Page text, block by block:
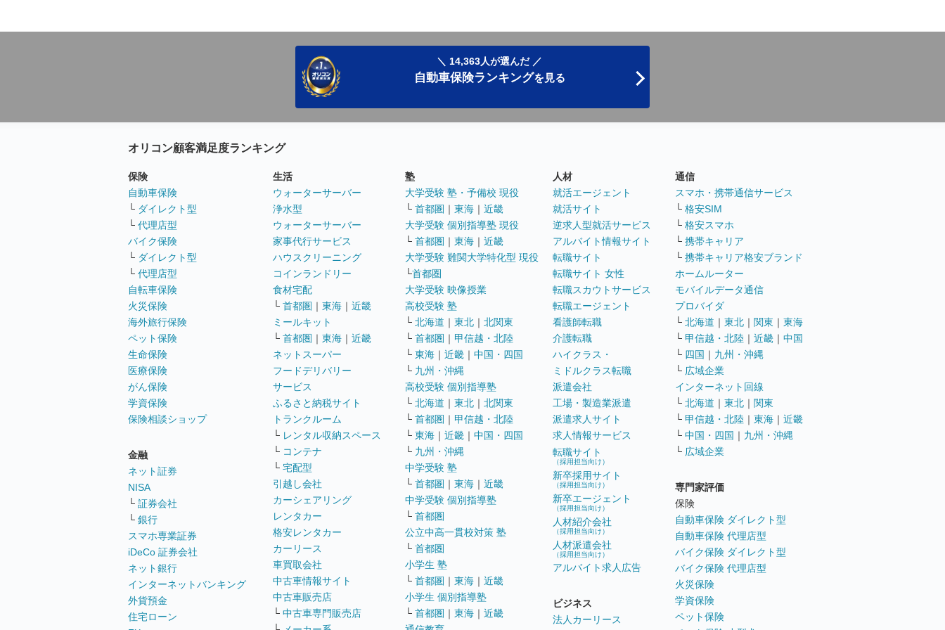
＼ 14,363人が選んだ ／
自動車保険ランキングを見る
オリコン顧客満足度ランキング
保険
自動車保険
└ ダイレクト型
└ 代理店型
バイク保険
└ ダイレクト型
└ 代理店型
自転車保険
火災保険
海外旅行保険
ペット保険
生命保険
医療保険
がん保険
学資保険
保険相談ショップ
金融
ネット証券
NISA
└ 証券会社
└ 銀行
スマホ専業証券
iDeCo 証券会社
ネット銀行
インターネットバンキング
外貨預金
住宅ローン
生活
ウォーターサーバー
浄水型
ウォーターサーバー
家事代行サービス
ハウスクリーニング
コインランドリー
食材宅配
└ 首都圏 ｜ 東海 ｜ 近畿
ミールキット
└ 首都圏 ｜ 東海 ｜ 近畿
ネットスーパー
フードデリバリー
サービス
ふるさと納税サイト
トランクルーム
└ レンタル収納スペース
└ コンテナ
└ 宅配型
引越し会社
カーシェアリング
レンタカー
格安レンタカー
カーリース
車買取会社
中古車情報サイト
中古車販売店
└ 中古車専門販売店
塾
大学受験 塾・予備校 現役
└ 首都圏 ｜ 東海 ｜ 近畿
大学受験 個別指導塾 現役
└ 首都圏 ｜ 東海 ｜ 近畿
大学受験 難関大学特化型 現役
└首都圏
大学受験 映像授業
高校受験 塾
└ 北海道 ｜ 東北 ｜ 北関東
└ 首都圏 ｜ 甲信越・北陸
└ 東海 ｜ 近畿 ｜ 中国・四国
└ 九州・沖縄
高校受験 個別指導塾
└ 北海道 ｜ 東北 ｜ 北関東
└ 首都圏 ｜ 甲信越・北陸
└ 東海 ｜ 近畿 ｜ 中国・四国
└ 九州・沖縄
中学受験 塾
└ 首都圏 ｜ 東海 ｜ 近畿
中学受験 個別指導塾
└ 首都圏
公立中高一貫校対策 塾
└ 首都圏
小学生 塾
└ 首都圏 ｜ 東海 ｜ 近畿
小学生 個別指導塾
└ 首都圏 ｜ 東海 ｜ 近畿
人材
就活エージェント
就活サイト
逆求人型就活サービス
アルバイト情報サイト
転職サイト
転職サイト 女性
転職スカウトサービス
転職エージェント
看護師転職
介護転職
ハイクラス・
ミドルクラス転職
派遣会社
工場・製造業派遣
派遣求人サイト
求人情報サービス
転職サイト
（採用担当向け）
新卒採用サイト
（採用担当向け）
新卒エージェント
（採用担当向け）
人材紹介会社
（採用担当向け）
人材派遣会社
（採用担当向け）
アルバイト求人広告
ビジネス
法人カーリース
通信
スマホ・携帯通信サービス
└ 格安SIM
└ 格安スマホ
└ 携帯キャリア
└ 携帯キャリア格安ブランド
ホームルーター
モバイルデータ通信
プロバイダ
└ 北海道 ｜ 東北 ｜ 関東 ｜ 東海
└ 甲信越・北陸 ｜ 近畿 ｜ 中国
└ 四国 ｜ 九州・沖縄
└ 広域企業
インターネット回線
└ 北海道 ｜ 東北 ｜ 関東
└ 甲信越・北陸 ｜ 東海 ｜ 近畿
└ 中国・四国 ｜ 九州・沖縄
└ 広域企業
専門家評価
保険
自動車保険 ダイレクト型
自動車保険 代理店型
バイク保険 ダイレクト型
バイク保険 代理店型
火災保険
学資保険
ペット保険